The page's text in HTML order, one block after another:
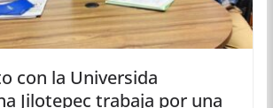
con la Universida
Jilotepec trabaja por una